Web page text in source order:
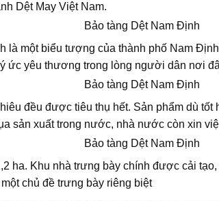
Dệt May Việt Nam.
là một biểu tượng của thành phố Nam
ức yêu thương trong lòng người dân nơi
đều được tiêu thụ hết. Sản phẩm dù
sản xuất trong nước, nhà nước còn xin
ha. Khu nhà trưng bày chính được cải
chủ đề trưng bày riêng biệt